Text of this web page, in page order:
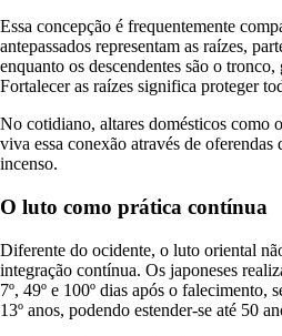
Essa concepção é frequentemente
antepassados representam as raízes,
enquanto os descendentes são o
Fortalecer as raízes significa proteger
No cotidiano, altares domésticos como
viva essa conexão através de
incenso.
O luto como prática contínua
Diferente do ocidente, o luto oriental
integração contínua. Os japoneses
7º, 49º e 100º dias após o falecimento,
13º anos, podendo estender-se até 50